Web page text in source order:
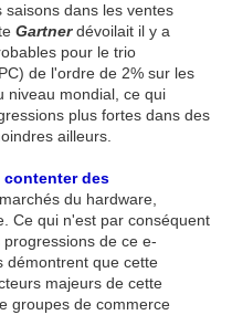
dans les ventes
Gartnerdévoilait il y a
pour le trio
de l'ordre de 2% sur les
niveau mondial, ce qui
plus fortes dans des
ailleurs.
contenter des
du hardware,
Ce qui n'est par conséquent
de ce e-
démontrent que cette
majeurs de cette
groupes de commerce